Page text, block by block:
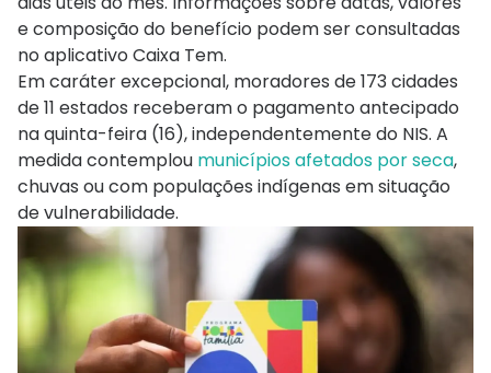
e composição do benefício podem ser consultadas
no aplicativo Caixa Tem.
Em caráter excepcional, moradores de 173 cidades
de 11 estados receberam o pagamento antecipado
na quinta-feira (16), independentemente do NIS. A
medida contemplou municípios afetados por seca,
chuvas ou com populações indígenas em situação
de vulnerabilidade.